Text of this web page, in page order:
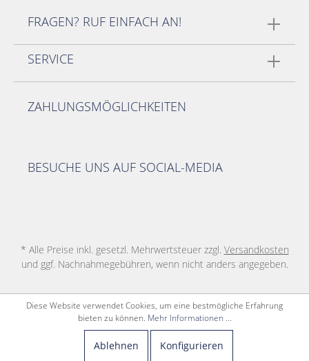
FRAGEN? RUF EINFACH AN!
SERVICE
ZAHLUNGSMÖGLICHKEITEN
BESUCHE UNS AUF SOCIAL-MEDIA
* Alle Preise inkl. gesetzl. Mehrwertsteuer zzgl. Versandkosten
und ggf. Nachnahmegebühren, wenn nicht anders angegeben.
Diese Website verwendet Cookies, um eine bestmögliche Erfahrung
bieten zu können. Mehr Informationen ...
Ablehnen Konfigurieren